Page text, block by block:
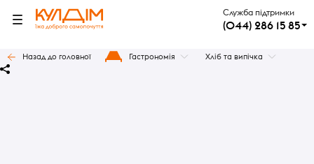
Служба підтримки
(044) 286 15 85
Назад до головної Гастрономія Хліб та випічка